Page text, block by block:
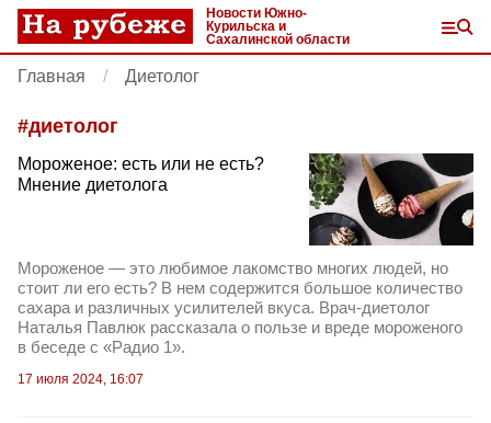
Новости Южно-
Курильска и
Сахалинской области
Главная Диетолог
#диетолог
Мороженое: есть или не есть?
Мнение диетолога
Мороженое — это любимое лакомство многих людей, но
стоит ли его есть? В нем содержится большое количество
сахара и различных усилителей вкуса. Врач-диетолог
Наталья Павлюк рассказала о пользе и вреде мороженого
в беседе с «Радио 1».
17 июля 2024, 16:07